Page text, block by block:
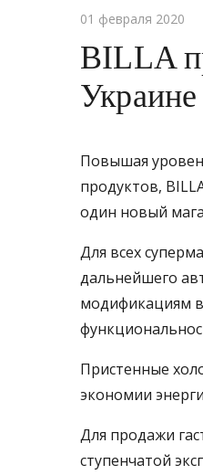
01 февраля 2020
BILLA
Украине
Повышая
продуктов,
один новый
Для всех
дальнейшего
модификациям
Пристенные
экономии
Для продажи
ступенчатой